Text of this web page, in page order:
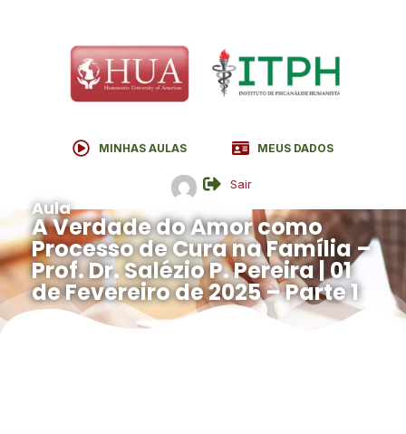
MINHAS AULAS MEUS DADOS
Sair
Aula
A Verdade do Amor como
Processo de Cura na Família –
Prof. Dr. Salézio P. Pereira | 01
de Fevereiro de 2025 – Parte 1